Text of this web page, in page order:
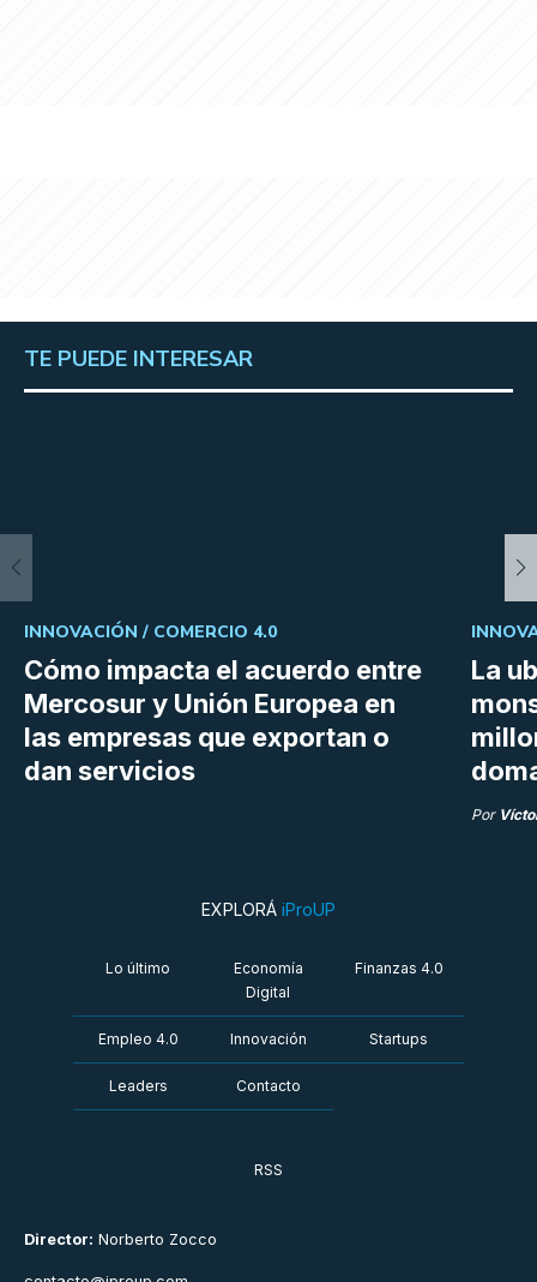
TE PUEDE INTERESAR
Cómo impacta el acuerdo entre
Mercosur y Unión Europea en
las empresas que exportan o
dan servicios
INNOVACIÓN / COMERCIO 4.0
La
Por
Director: Norberto Zocco
EXPLORÁ iProUP
Lo último
Economía
Digital
Finanzas 4.0
Empleo 4.0 Innovación Startups
Leaders Contacto
RSS